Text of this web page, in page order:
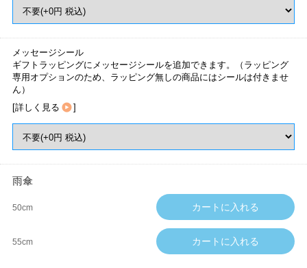
メッセージシール
ギフトラッピングにメッセージシールを追加できます。（ラッピング
専用オプションのため、ラッピング無しの商品にはシールは付きませ
ん）
[詳しく見る ]
雨傘
50cm
55cm